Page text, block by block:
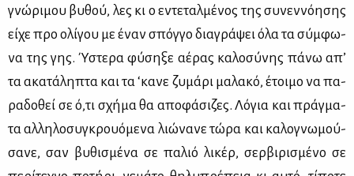
γνώ­ρι­μου βυ­θού, λες κι ο εντε­ταλ­μέ­νος της συ­νεν­νό­η­σης
εί­χε προ ολί­γου με έναν σπόγ­γο δια­γρά­ψει όλα τα σύμ­φω­
να της γης. Ύστε­ρα φύ­ση­ξε αέ­ρας κα­λο­σύ­νης πά­νω απ’
τα ακα­τά­λη­πτα και τα ‘κα­νε ζυ­μά­ρι μα­λα­κό, έτοι­μο να πα­
ρα­δο­θεί σε ό,τι σχή­μα θα απο­φά­σι­ζες. Λό­για και πράγ­μα­
τα αλ­λη­λο­συ­γκρουό­με­να λιώ­να­νε τώ­ρα και κα­λο­γνω­μού­
σα­νε, σαν βυ­θι­σμέ­να σε πα­λιό λι­κέρ, σερ­βι­ρι­σμέ­νο σε